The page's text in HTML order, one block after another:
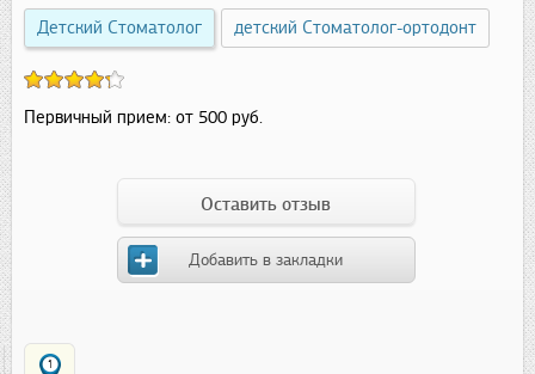
Детский Стоматолог детский Стоматолог-ортодонт
Первичный прием: от 500 руб.
Оставить отзыв
Добавить в закладки
1